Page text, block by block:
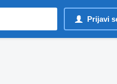
Prijavi